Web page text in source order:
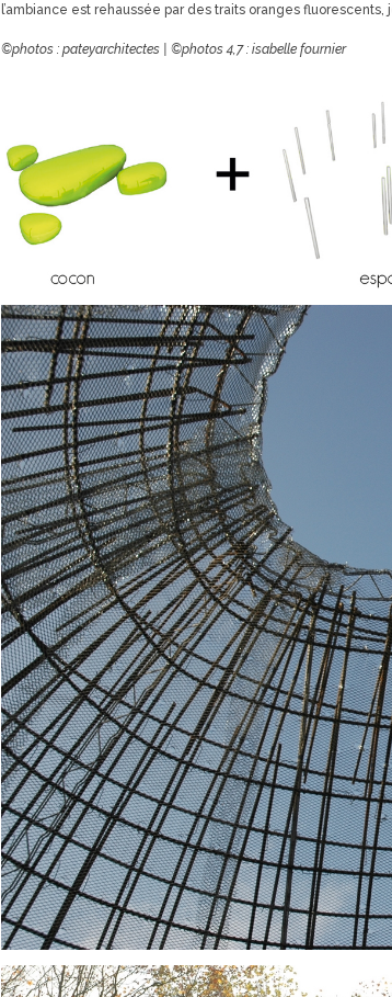
l’ambiance est rehaussée par des traits oranges
©photos : pateyarchitectes | ©photos 4,7 : isabelle fournier